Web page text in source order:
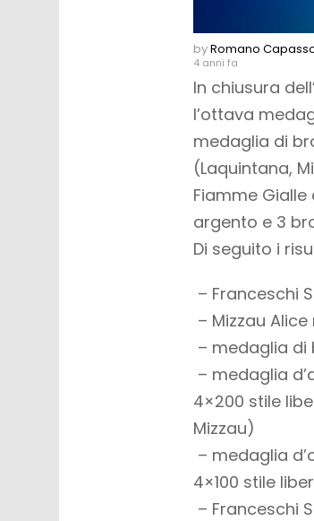
byRomano
4 anni fa
In chiusura
l’ottava
medaglia di
(Laquintana,
Fiamme
argento e 3
Di seguito i
– Franceschi
– Mizzau
– medaglia di
– medaglia
4×200 stile
Mizzau)
– medaglia
4×100 stile
– Franceschi